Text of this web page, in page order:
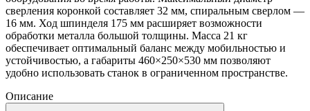
сверления коронкой составляет 32 мм, спиральным сверлом —
16 мм. Ход шпинделя 175 мм расширяет возможности
обработки металла большой толщины. Масса 21 кг
обеспечивает оптимальный баланс между мобильностью и
устойчивостью, а габариты 460×250×530 мм позволяют
удобно использовать станок в ограниченном пространстве.
Описание